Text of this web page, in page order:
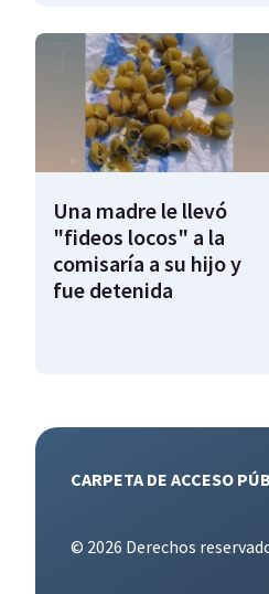
Una madre le llevó
"fideos locos" a la
comisaría a su hijo y
fue detenida
CARPETA DE ACCESO
© 2026 Derechos